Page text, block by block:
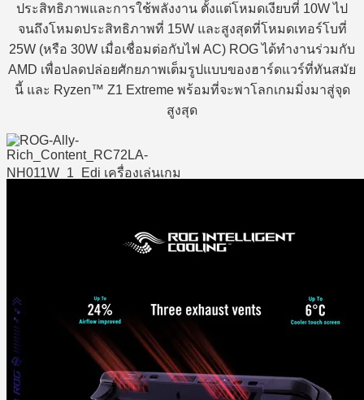
ประสิทธิภาพและการใช้พลังงาน ตั้งแต่โหมดเงียบที่ 10W ไป
จนถึงโหมดประสิทธิภาพที่ 15W และสูงสุดที่โหมดเทอร์โบที่
25W (หรือ 30W เมื่อเชื่อมต่อกับไฟ AC) ROG ได้ทำงานร่วมกับ
AMD เพื่อปลดปล่อยศักยภาพเต็มรูปแบบของฮาร์ดแวร์ที่ทันสมัย
นี้ และ Ryzen™ Z1 Extreme พร้อมที่จะพาโลกเกมมิ่งมาสู่จุด
สูงสุด